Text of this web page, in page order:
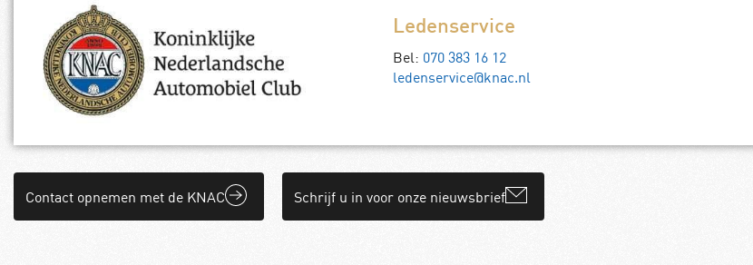
Ledenservice
Bel: 070 383 16 12
ledenservice@knac.nl
Contact opnemen met de KNAC Schrijf u in voor onze nieuwsbrief